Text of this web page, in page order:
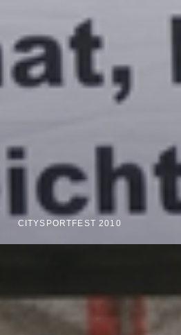
CITYSPORTFEST 2010